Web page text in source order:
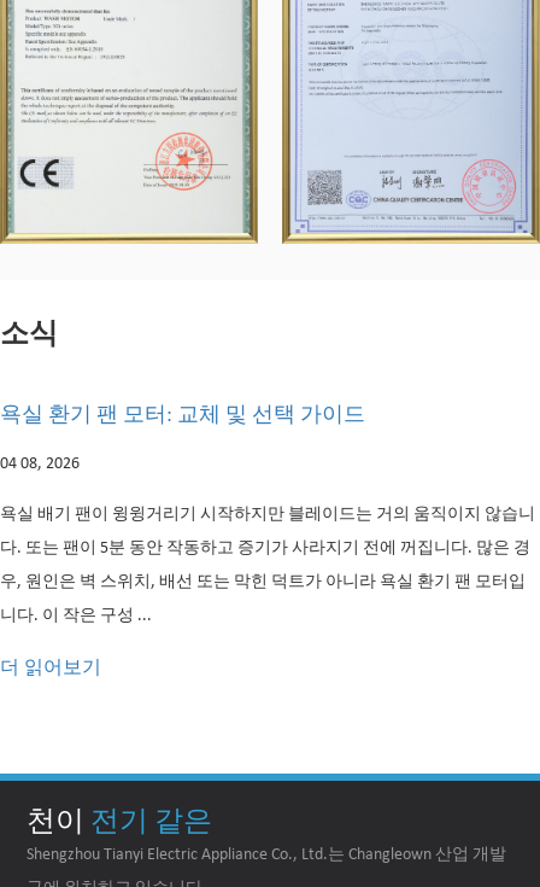
소식
및 선택 가이드
작하지만 블레이드는 거의 움직이지 않습니
고 증기가 사라지기 전에 꺼집니다. 많은 경
는 막힌 덕트가 아니라 욕실 환기 팬 모터입
28 07, 2026
모든 세탁기는 전기
할 수 있는 회전력으
천이 전기 같은
Shengzhou Tianyi Electric Appliance Co., Ltd.는 Changleown 산업 개발